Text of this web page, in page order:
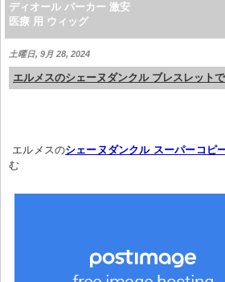
ディオール パーカー 激安
医療 用 ウィッグ
土曜日, 9月 28, 2024
エルメスのシェーヌダンクル ブレスレット
エルメスのシェーヌダンクル スーパーコピ
む